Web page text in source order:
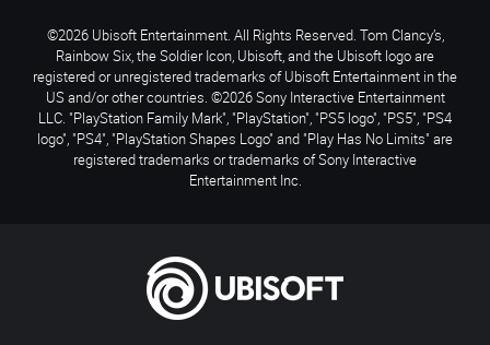
©2026 Ubisoft Entertainment. All Rights Reserved. Tom Clancy’s,
Rainbow Six, the Soldier Icon, Ubisoft, and the Ubisoft logo are
registered or unregistered trademarks of Ubisoft Entertainment in the
US and/or other countries. ©2026 Sony Interactive Entertainment
LLC. "PlayStation Family Mark", "PlayStation", "PS5 logo", "PS5", "PS4
logo", "PS4", "PlayStation Shapes Logo" and "Play Has No Limits" are
registered trademarks or trademarks of Sony Interactive
Entertainment Inc.